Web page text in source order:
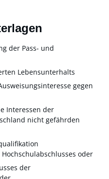
der Pass- und
Lebensunterhalts
gegen
Interessen der
nicht gefährden
oder
der